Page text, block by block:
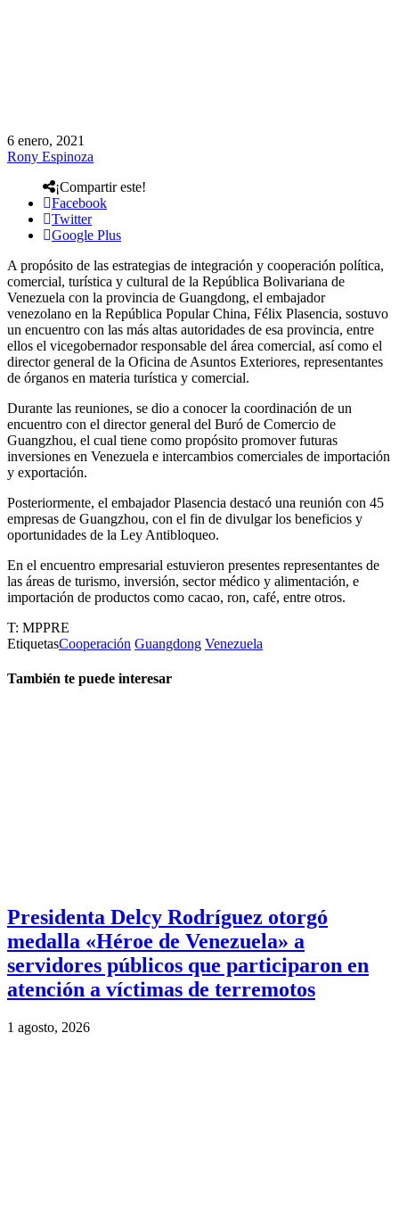
6 enero, 2021
Rony Espinoza
¡Compartir este!
Facebook
Twitter
Google Plus
A propósito de las estrategias de integración y cooperación política,
comercial, turística y cultural de la República Bolivariana de
Venezuela con la provincia de Guangdong, el embajador
venezolano en la República Popular China, Félix Plasencia, sostuvo
un encuentro con las más altas autoridades de esa provincia, entre
ellos el vicegobernador responsable del área comercial, así como el
director general de la Oficina de Asuntos Exteriores, representantes
de órganos en materia turística y comercial.
Durante las reuniones, se dio a conocer la coordinación de un
encuentro con el director general del Buró de Comercio de
Guangzhou, el cual tiene como propósito promover futuras
inversiones en Venezuela e intercambios comerciales de importación
y exportación.
Posteriormente, el embajador Plasencia destacó una reunión con 45
empresas de Guangzhou, con el fin de divulgar los beneficios y
oportunidades de la Ley Antibloqueo.
En el encuentro empresarial estuvieron presentes representantes de
las áreas de turismo, inversión, sector médico y alimentación, e
importación de productos como cacao, ron, café, entre otros.
T: MPPRE
EtiquetasCooperación Guangdong Venezuela
También te puede interesar
Presidenta Delcy Rodríguez otorgó
medalla «Héroe de Venezuela» a
servidores públicos que participaron en
atención a víctimas de terremotos
1 agosto, 2026